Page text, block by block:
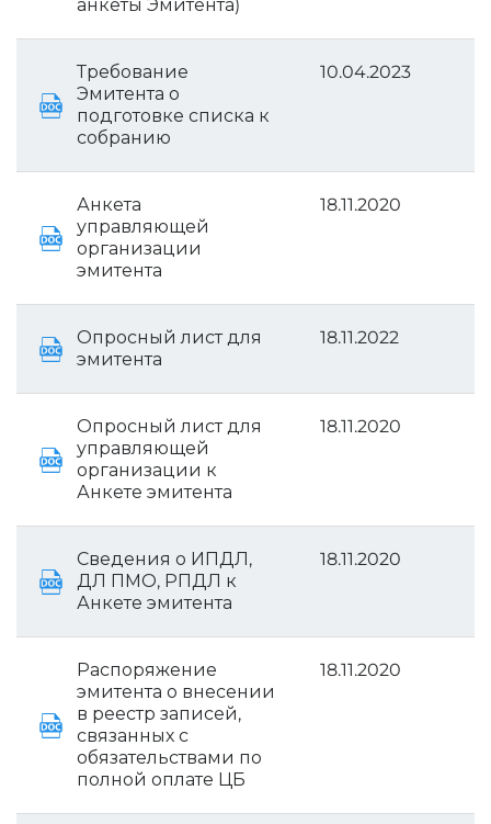
анкеты Эмитента)
Требование
Эмитента о
подготовке списка к
собранию
10.04.2023
Анкета
управляющей
организации
эмитента
18.11.2020
Опросный лист для
эмитента
18.11.2022
Опросный лист для
управляющей
организации к
Анкете эмитента
18.11.2020
Сведения о ИПДЛ,
ДЛ ПМО, РПДЛ к
Анкете эмитента
18.11.2020
Распоряжение
эмитента о внесении
в реестр записей,
связанных с
обязательствами по
полной оплате ЦБ
18.11.2020